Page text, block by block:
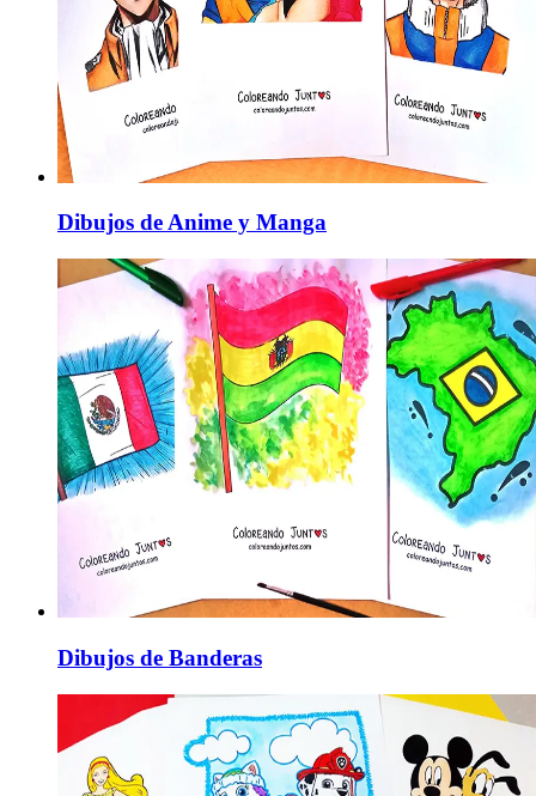
Dibujos de Anime y Manga
Dibujos de Banderas